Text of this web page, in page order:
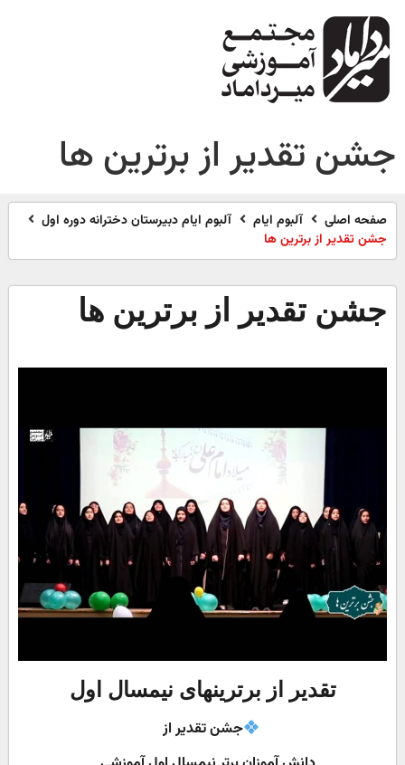
جشن تقدیر از برترین ها
صفحه اصلی آلبوم ایام
آلبوم ایام دبیرستان دخترانه دوره اول
جشن تقدیر از برترین ها
جشن تقدیر از برترین ها
تقدیر از برترینهای نیمسال اول
جشن تقدیر از